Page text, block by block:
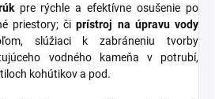
pre rýchle a efektívne osušenie po
priestory; čiprístroj na úpravu vody
slúžiaci k zabráneniu tvorby
vodného kameňa v potrubí,
kohútikov a pod.